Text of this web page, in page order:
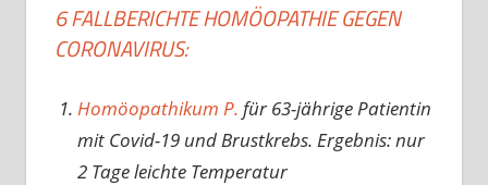
6 FALLBERICHTE HOMÖOPATHIE GEGEN
CORONAVIRUS:
Homöopathikum P. für 63-jährige Patientin
mit Covid-19 und Brustkrebs. Ergebnis: nur
2 Tage leichte Temperatur